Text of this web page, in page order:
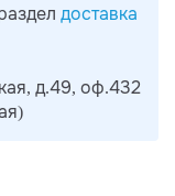
доставка
д.49, оф.432